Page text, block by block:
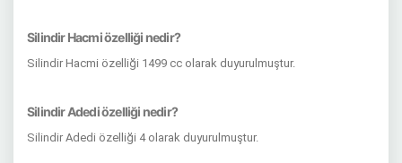
Silindir Hacmi özelliği nedir?
Silindir Hacmi özelliği 1499 cc olarak duyurulmuştur.
Silindir Adedi özelliği nedir?
Silindir Adedi özelliği 4 olarak duyurulmuştur.